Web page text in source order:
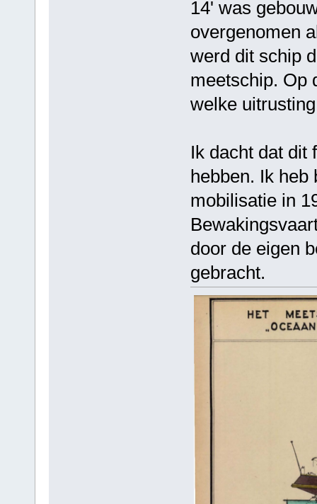
14' was
overgenomen
werd dit schip
meetschip. Op
welke
Ik dacht dat dit
hebben. Ik heb
mobilisatie in
door de eigen
gebracht.